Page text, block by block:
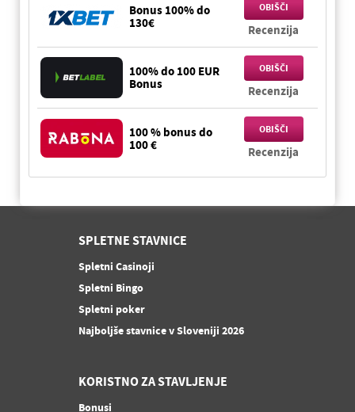
Bonus 100% do
130€
OBIŠČI
Recenzija
100% do 100 EUR
Bonus
OBIŠČI
Recenzija
100 % bonus do
100 €
OBIŠČI
Recenzija
SPLETNE STAVNICE
Spletni Casinoji
Spletni Bingo
Spletni poker
Najboljše stavnice v Sloveniji 2026
KORISTNO ZA STAVLJENJE
Bonusi